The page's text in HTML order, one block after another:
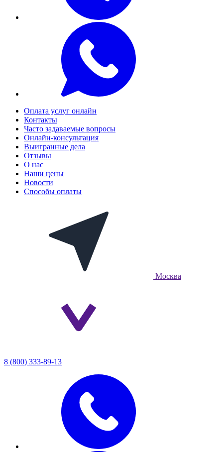
Оплата услуг онлайн
Контакты
Часто задаваемые вопросы
Онлайн-консультация
Выигранные дела
Отзывы
О нас
Наши цены
Новости
Способы оплаты
Москва
8 (800) 333-89-13